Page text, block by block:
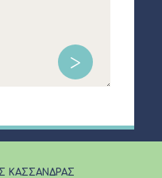
ΚΑΣΣΑΝΔΡΑΣ